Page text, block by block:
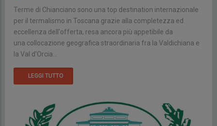
Terme di Chianciano sono una top destination internazionale
per il termalismo in Toscana grazie alla completezza ed
eccellenza dell'offerta, resa ancora più appetibile da
una collocazione geografica straordinaria fra la Valdichiana e
la Val d'Orcia...
LEGGI TUTTO